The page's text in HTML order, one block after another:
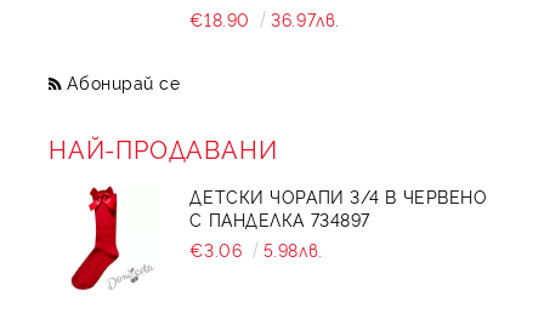
€18.90
36.97лв.
Абонирай се
НАЙ-ПРОДАВАНИ
ДЕТСКИ ЧОРАПИ 3/4 В ЧЕРВЕНО
С ПАНДЕЛКА 734897
€3.06
5.98лв.